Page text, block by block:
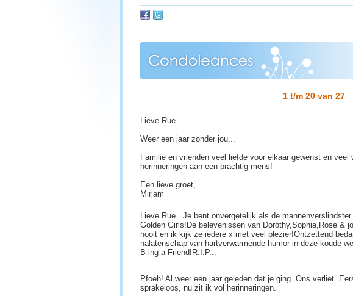
1 t/m 20 van 27
Lieve Rue...
Weer een jaar zonder jou...
Familie en vrienden veel liefde voor elkaar gewenst en veel
herinneringen aan een prachtig mens!
Een lieve groet,
Mirjam
Lieve Rue...Je bent onvergetelijk als de
Golden Girls!De belevenissen van Dorothy,Sophia,Rose &
nooit en ik kijk ze iedere x met veel plezier!Ontzettend
nalatenschap van hartverwarmende humor in deze koude
B-ing a Friend!R.I.P...
Pfoeh! Al weer een jaar geleden dat je ging. Ons verliet.
sprakeloos, nu zit ik vol herinneringen.